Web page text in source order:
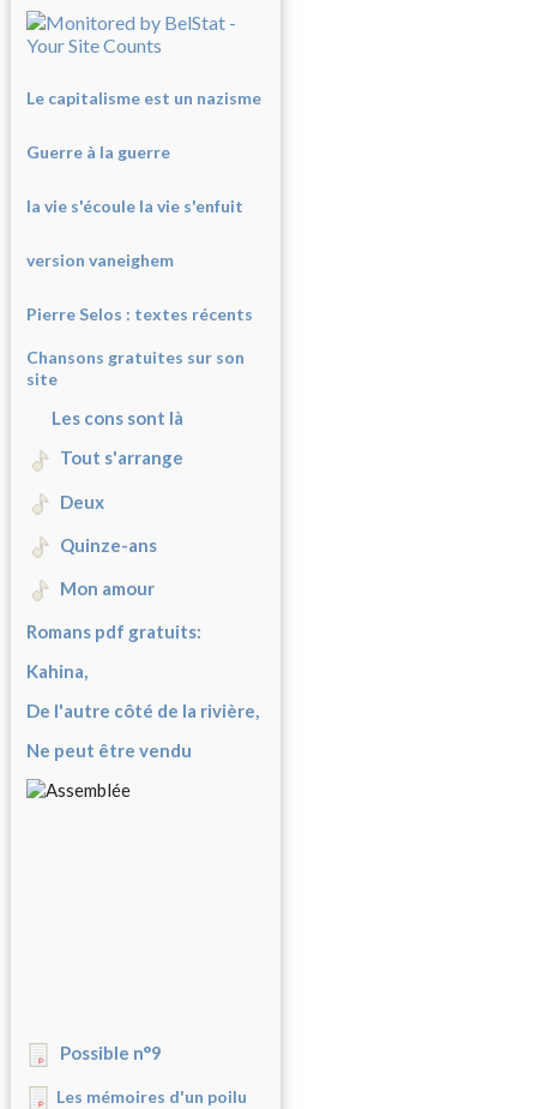
Le capitalisme est un nazisme
Guerre à la guerre
la vie s'écoule la vie s'enfuit
version vaneighem
Pierre Selos : textes récents
Chansons gratuites sur son
site
Les cons sont là
Tout s'arrange
Deux
Quinze-ans
Mon amour
Romans pdf gratuits:
Kahina,
De l'autre côté de la rivière,
Ne peut être vendu
Possible n°9
Les mémoires d'un poilu